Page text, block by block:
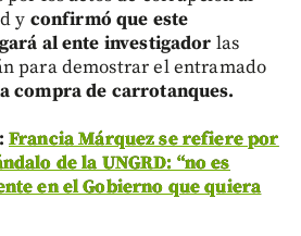
y confirmó que este
al ente investigador las
para demostrar el entramado
compra de carrotanques.
Francia Márquez se refiere por
de la UNGRD: “no es
en el Gobierno que quiera